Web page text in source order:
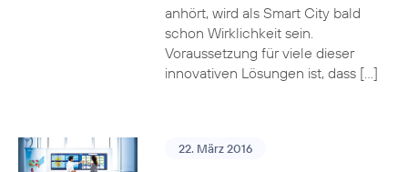
anhört, wird als Smart City bald
schon Wirklichkeit sein.
Voraussetzung für viele dieser
innovativen Lösungen ist, dass […]
22. März 2016